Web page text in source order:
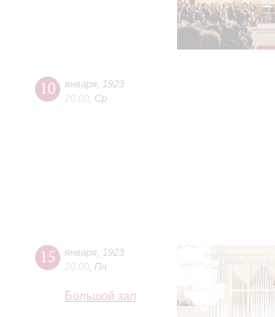
10 января
1923
20:00 Ср
15 января
1923
20:00 Пн
Большой зал